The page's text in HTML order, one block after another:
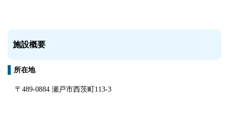
施設概要
所在地
〒 489-0884 瀬戸市西茨町 113-3